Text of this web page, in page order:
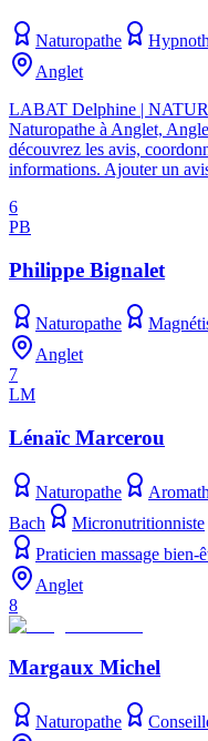
Naturopathe
Anglet
LABAT Delphine |
Naturopathe à Anglet,
découvrez les avis,
informations. Ajouter un
6
PB
Philippe Bignalet
Naturopathe
Anglet
7
LM
Lénaïc Marcerou
Naturopathe
Bach
Micronutritionniste
Praticien massage bien-
Anglet
8
Margaux Michel
Naturopathe